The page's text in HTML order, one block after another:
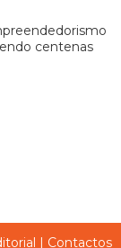
centenas
| Contactos